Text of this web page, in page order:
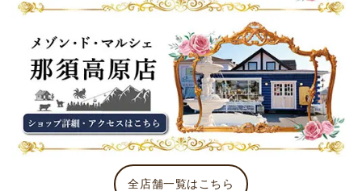
全店舗一覧はこちら